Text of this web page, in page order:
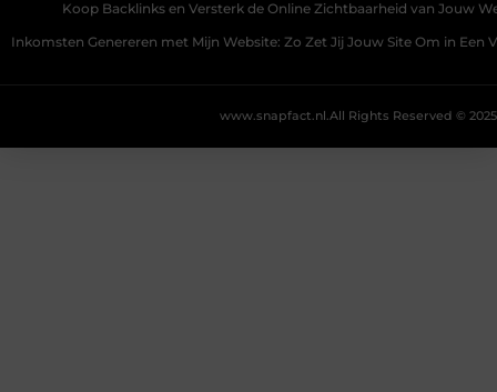
Koop Backlinks en Versterk de Online Zichtbaarheid van Jouw
Inkomsten Genereren met Mijn Website: Zo Zet Jij Jouw Site Om in Een
All Rights Reserved © 2025
www.snapfact.nl.